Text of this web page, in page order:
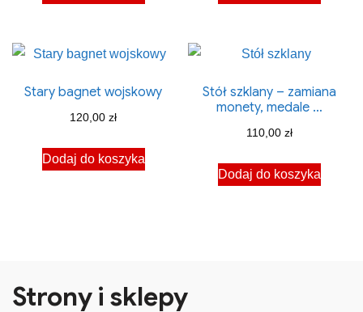
Stary bagnet wojskowy
120,00zł
Dodaj do koszyka
Stół szklany – zamiana
monety, medale …
110,00zł
Dodaj do koszyka
Strony i sklepy